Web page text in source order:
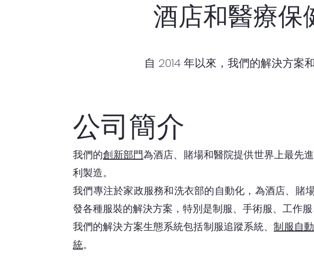
酒店和醫療保
自 2014 年以來，我們的解決方案
公司簡介
我們的創新部門為酒店、賭場和醫院提供世界上最先
利製造。
我們專注於家政服務和洗衣部的自動化，為酒店、賭
發各種服裝的解決方案，特別是制服、手術服、工作
我們的解決方案生態系統包括制服追蹤系統、制服自
統。